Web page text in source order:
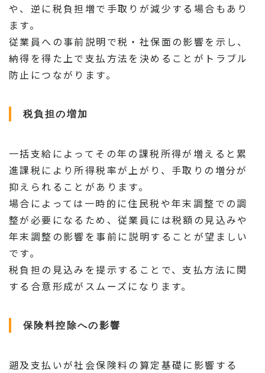
や、逆に税負担増で手取りが減少する場合もあり
ます。
従業員への事前説明で税・社保面の影響を示し、
納得を得た上で支払方法を決めることがトラブル
防止につながります。
税負担の増加
一括支給によってその年の課税所得が増えると累
進課税により所得税率が上がり、手取りの増分が
抑えられることがあります。
場合によっては一時的に住民税や年末調整での調
整が必要になるため、従業員には税額の見込みや
年末調整の影響を事前に説明することが望ましい
です。
税負担の見込みを提示することで、支払方法に関
する合意形成がスムーズになります。
保険料控除への影響
遡及支払いが社会保険料の算定基礎に影響する